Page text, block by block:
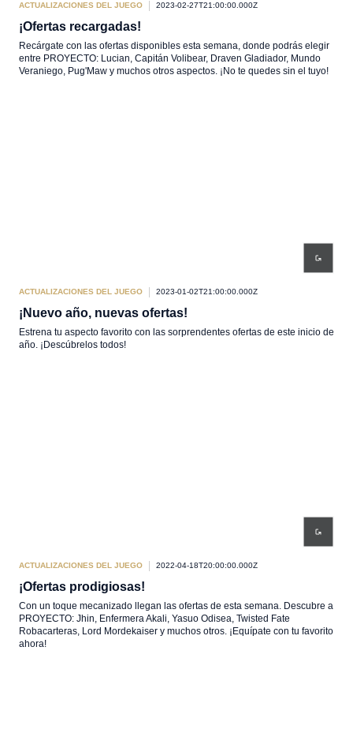
ACTUALIZACIONES DEL JUEGO 2023-02-27T21:00:00.000Z
¡Ofertas recargadas!
Recárgate con las ofertas disponibles esta semana, donde podrás elegir
entre PROYECTO: Lucian, Capitán Volibear, Draven Gladiador, Mundo
Veraniego, Pug'Maw y muchos otros aspectos. ¡No te quedes sin el tuyo!
ACTUALIZACIONES DEL JUEGO 2023-01-02T21:00:00.000Z
¡Nuevo año, nuevas ofertas!
Estrena tu aspecto favorito con las sorprendentes ofertas de este inicio de
año. ¡Descúbrelos todos!
ACTUALIZACIONES DEL JUEGO 2022-04-18T20:00:00.000Z
¡Ofertas prodigiosas!
Con un toque mecanizado llegan las ofertas de esta semana. Descubre a
PROYECTO: Jhin, Enfermera Akali, Yasuo Odisea, Twisted Fate
Robacarteras, Lord Mordekaiser y muchos otros. ¡Equípate con tu favorito
ahora!